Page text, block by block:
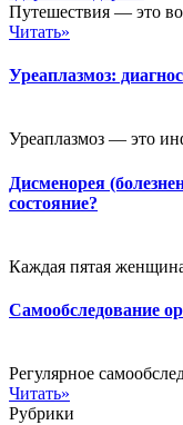
Путешествия — это
Читать»
Уреаплазмоз:
Уреаплазмоз — это
Дисменорея
состояние?
Каждая пятая
Самообследование
Регулярное
Читать»
Рубрики